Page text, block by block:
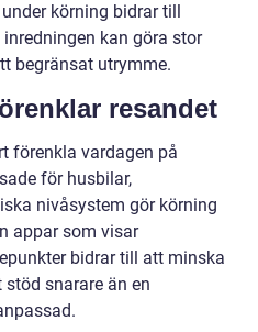
körning bidrar till
kan göra stor
begränsat utrymme.
resandet
förenkla vardagen på
för husbilar,
nivåsystem gör körning
appar som visar
bidrar till att minska
snarare än en